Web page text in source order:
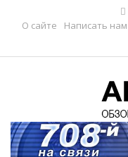
О сайте
Написать нам